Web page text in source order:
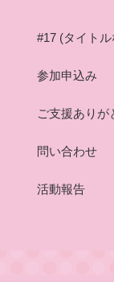
#17 (タイトル
参加申込み
ご支援ありが
問い合わせ
活動報告